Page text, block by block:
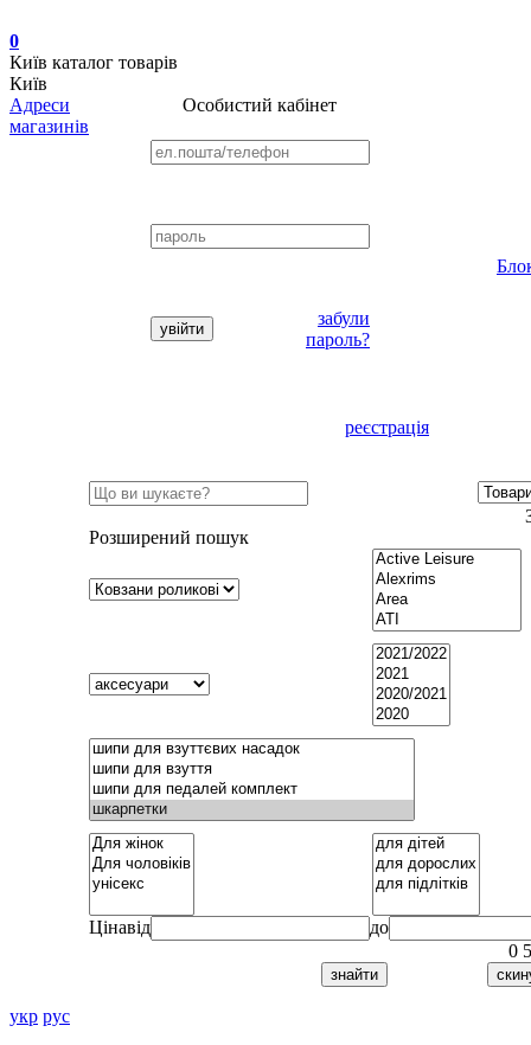
0
Київ каталог товарів
Київ
Адреси
магазинів
Особистий кабінет
забули
пароль?
реєстрація
Розширений пошук
Цінавід
до
0
укр рус